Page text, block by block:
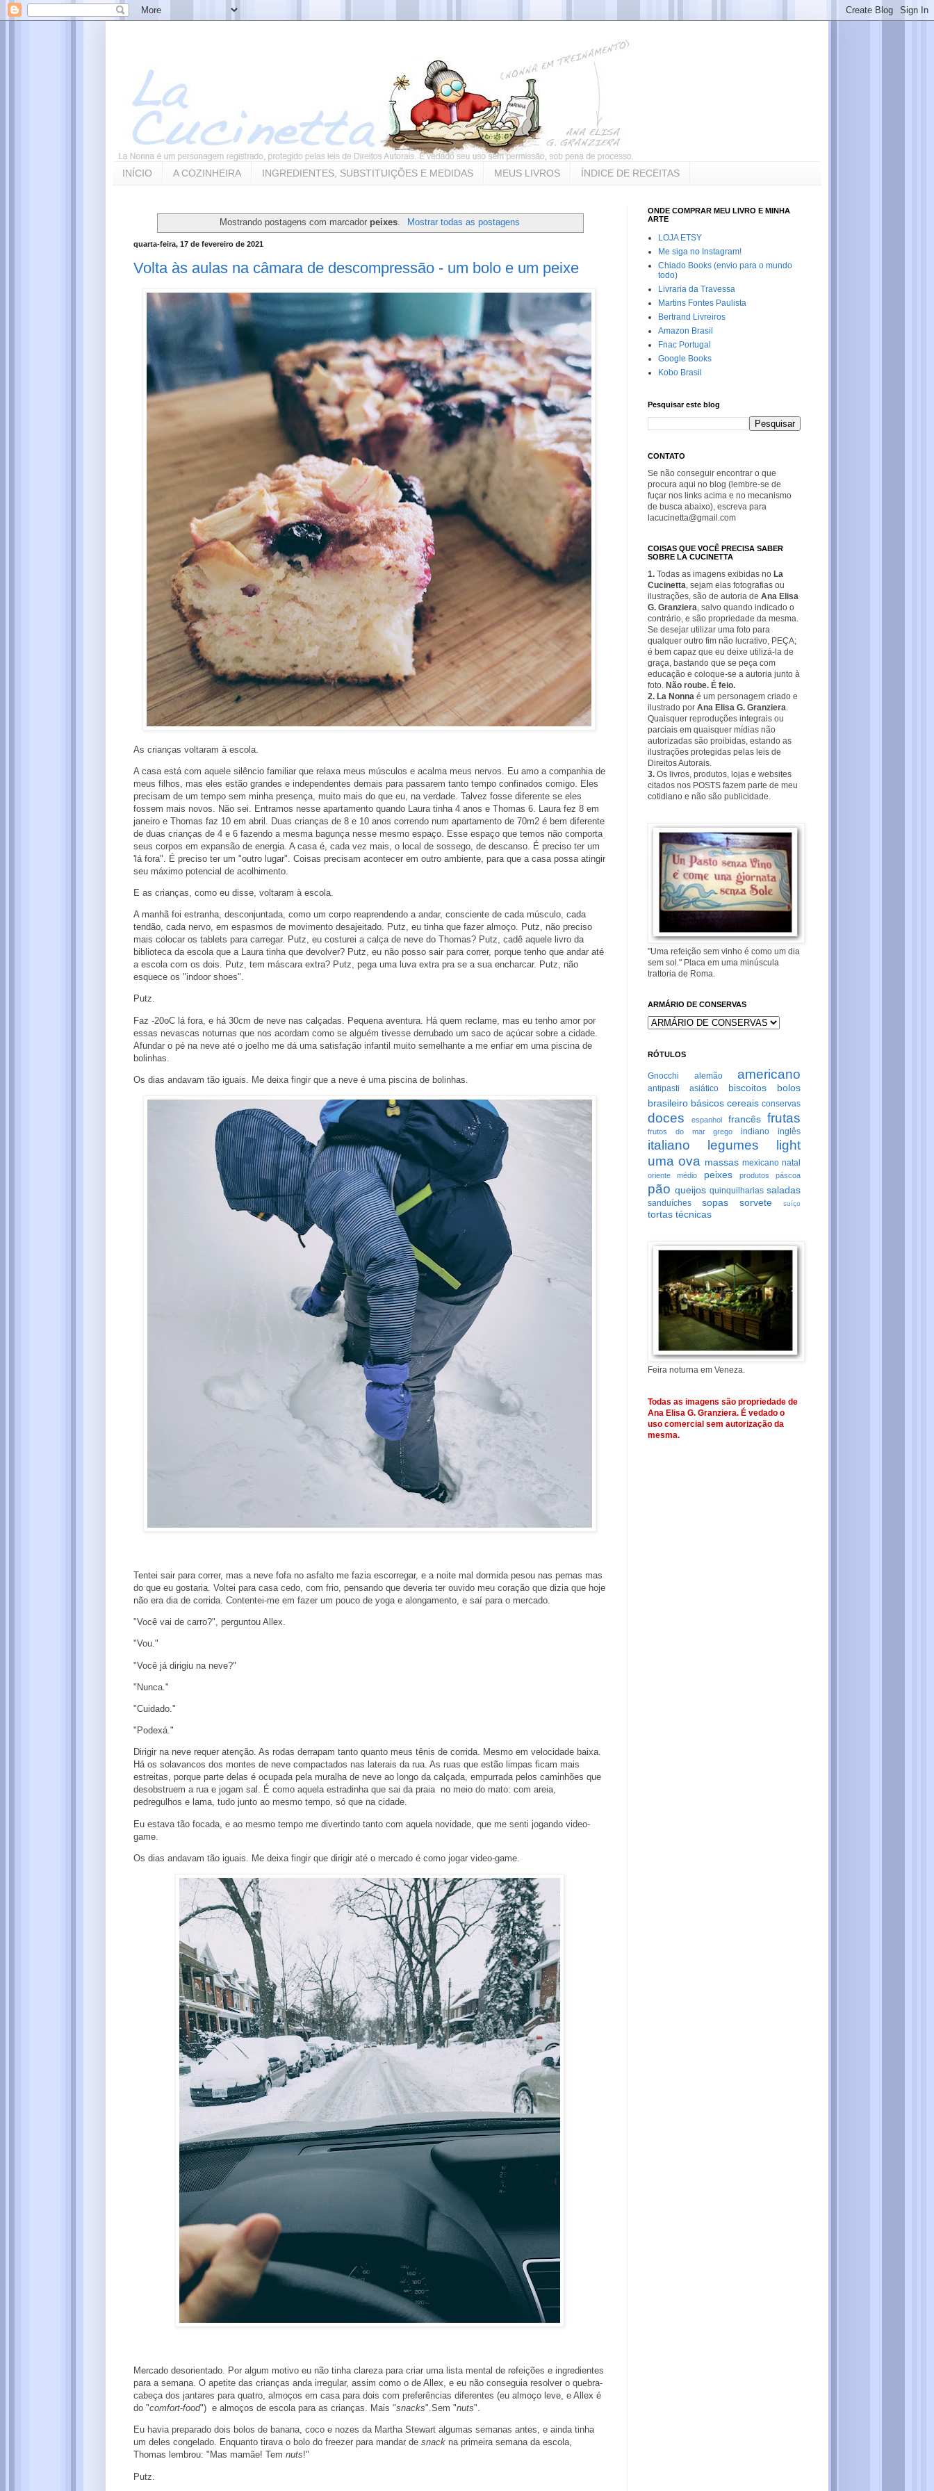
INÍCIO A COZINHEIRA INGREDIENTES, SUBSTITUIÇÕES E MEDIDAS MEUS LIVROS ÍNDICE DE RECEITAS
Mostrando postagens com marcador peixes Mostrar todas as postagens
quarta-feira, 17 de fevereiro de 2021
Volta às aulas na câmara de descompressão - um bolo e um peixe
As crianças voltaram à escola.
A casa está com aquele silêncio familiar que relaxa meus músculos e acalma meus nervos. Eu amo a companhia de
meus filhos, mas eles estão grandes e independentes demais para passarem tanto tempo confinados comigo. Eles
precisam de um tempo sem minha presença, muito mais do que eu, na verdade. Talvez fosse diferente se eles
fossem mais novos. Não sei. Entramos nesse apartamento quando Laura tinha 4 anos e Thomas 6. Laura fez 8 em
janeiro e Thomas faz 10 em abril. Duas crianças de 8 e 10 anos correndo num apartamento de 70m2 é bem diferente
de duas crianças de 4 e 6 fazendo a mesma bagunça nesse mesmo espaço. Esse espaço que temos não comporta
seus corpos em expansão de energia. A casa é, cada vez mais, o local de sossego, de descanso. É preciso ter um
'lá fora". É preciso ter um "outro lugar". Coisas precisam acontecer em outro ambiente, para que a casa possa atingir
seu máximo potencial de acolhimento.
E as crianças, como eu disse, voltaram à escola.
A manhã foi estranha, desconjuntada, como um corpo reaprendendo a andar, consciente de cada músculo, cada
tendão, cada nervo, em espasmos de movimento desajeitado. Putz, eu tinha que fazer almoço. Putz, não preciso
mais colocar os tablets para carregar. Putz, eu costurei a calça de neve do Thomas? Putz, cadê aquele livro da
biblioteca da escola que a Laura tinha que devolver? Putz, eu não posso sair para correr, porque tenho que andar até
a escola com os dois. Putz, tem máscara extra? Putz, pega uma luva extra pra se a sua encharcar. Putz, não
esquece os "indoor shoes".
Putz.
Faz -20oC lá fora, e há 30cm de neve nas calçadas. Pequena aventura. Há quem reclame, mas eu tenho amor por
essas nevascas noturnas que nos acordam como se alguém tivesse derrubado um saco de açúcar sobre a cidade.
Afundar o pé na neve até o joelho me dá uma satisfação infantil muito semelhante a me enfiar em uma piscina de
bolinhas.
Os dias andavam tão iguais. Me deixa fingir que a neve é uma piscina de bolinhas.
Tentei sair para correr, mas a neve fofa no asfalto me fazia escorregar, e a noite mal dormida pesou nas pernas mas
do que eu gostaria. Voltei para casa cedo, com frio, pensando que deveria ter ouvido meu coração que dizia que hoje
não era dia de corrida. Contentei-me em fazer um pouco de yoga e alongamento, e saí para o mercado.
"Você vai de carro?", perguntou Allex.
"Vou."
"Você já dirigiu na neve?"
"Nunca."
"Cuidado."
"Podexá."
Dirigir na neve requer atenção. As rodas derrapam tanto quanto meus tênis de corrida. Mesmo em velocidade baixa.
Há os solavancos dos montes de neve compactados nas laterais da rua. As ruas que estão limpas ficam mais
estreitas, porque parte delas é ocupada pela muralha de neve ao longo da calçada, empurrada pelos caminhões que
desobstruem a rua e jogam sal. É como aquela estradinha que sai da praia no meio do mato: com areia,
pedregulhos e lama, tudo junto ao mesmo tempo, só que na cidade.
Eu estava tão focada, e ao mesmo tempo me divertindo tanto com aquela novidade, que me senti jogando video-
game.
Os dias andavam tão iguais. Me deixa fingir que dirigir até o mercado é como jogar video-game.
Mercado desorientado. Por algum motivo eu não tinha clareza para criar uma lista mental de refeições e ingredientes
para a semana. O apetite das crianças anda irregular, assim como o de Allex, e eu não conseguia resolver o quebra-
cabeça dos jantares para quatro, almoços em casa para dois com preferências diferentes (eu almoço leve, e Allex é
do "comfort-food") e almoços de escola para as crianças. Mais "snacks".Sem "nuts".
Eu havia preparado dois bolos de banana, coco e nozes da Martha Stewart algumas semanas antes, e ainda tinha
um deles congelado. Enquanto tirava o bolo do freezer para mandar de snack na primeira semana da escola,
Thomas lembrou: "Mas mamãe! Tem nuts!"
Putz.
ONDE COMPRAR MEU LIVRO E MINHA
ARTE
LOJA ETSY
Me siga no Instagram!
Chiado Books (envio para o mundo
todo)
Livraria da Travessa
Martins Fontes Paulista
Bertrand Livreiros
Amazon Brasil
Fnac Portugal
Google Books
Kobo Brasil
Pesquisar este blog
CONTATO
Se não conseguir encontrar o que
procura aqui no blog (lembre-se de
fuçar nos links acima e no mecanismo
de busca abaixo), escreva para
lacucinetta@gmail.com
COISAS QUE VOCÊ PRECISA SABER
SOBRE LA CUCINETTA
1. Todas as imagens exibidas no La
Cucinetta , sejam elas fotografias ou
ilustrações, são de autoria de Ana Elisa
G. Granziera , salvo quando indicado o
contrário, e são propriedade da mesma.
Se desejar utilizar uma foto para
qualquer outro fim não lucrativo, PEÇA;
é bem capaz que eu deixe utilizá-la de
graça, bastando que se peça com
educação e coloque-se a autoria junto à
foto. Não roube. É feio.
2. La Nonna é um personagem criado e
ilustrado por Ana Elisa G. Granziera
Quaisquer reproduções integrais ou
parciais em quaisquer mídias não
autorizadas são proibidas, estando as
ilustrações protegidas pelas leis de
Direitos Autorais.
3. Os livros, produtos, lojas e websites
citados nos POSTS fazem parte de meu
cotidiano e não são publicidade.
"Uma refeição sem vinho é como um dia
sem sol." Placa em uma minúscula
trattoria de Roma.
ARMÁRIO DE CONSERVAS
RÓTULOS
Gnocchi alemão americano
antipasti asiático biscoitos
bolos
brasileiro básicos cereais conservas
doces espanhol francês frutas
frutos do mar grego indiano inglês
italiano legumes
light
uma ova massas mexicano natal
oriente médio peixes produtos páscoa
pão queijos quinquilharias saladas
sanduíches sopas sorvete suíço
tortas técnicas
Feira noturna em Veneza.
Todas as imagens são propriedade de
Ana Elisa G. Granziera. É vedado o
uso comercial sem autorização da
mesma.